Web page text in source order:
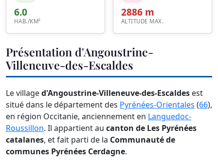
6.0
HAB./KM²
2886 m
ALTITUDE MAX.
Présentation d'Angoustrine-
Villeneuve-des-Escaldes
Le villaged'Angoustrine-Villeneuve-des-Escaldes est
situé dans le département des Pyrénées-Orientales (66),
en région Occitanie, anciennement en Languedoc-
Roussillon. Il appartient au canton de Les Pyrénées
catalanes, et fait parti de la Communauté de
communes Pyrénées Cerdagne.